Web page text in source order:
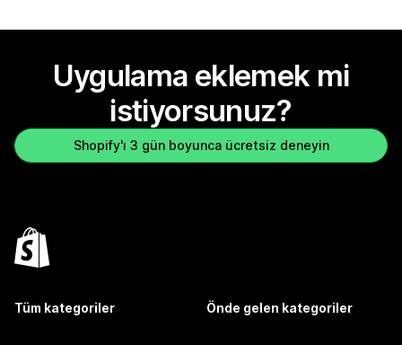
Uygulama eklemek mi
istiyorsunuz?
Shopify'ı 3 gün boyunca ücretsiz deneyin
Tüm kategoriler Önde gelen kategoriler